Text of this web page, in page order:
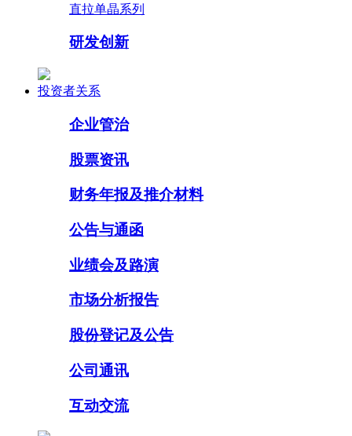
直拉单晶系列
研发创新
投资者关系
企业管治
股票资讯
财务年报及推介材料
公告与通函
业绩会及路演
市场分析报告
股份登记及公告
公司通讯
互动交流